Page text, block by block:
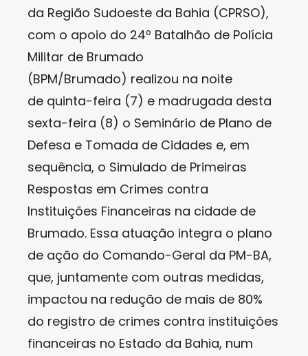
da Região Sudoeste da Bahia (CPRSO),
com o apoio do 24º Batalhão de Polícia
Militar de Brumado
(BPM/Brumado) realizou na noite
de quinta-feira (7) e madrugada desta
sexta-feira (8) o Seminário de Plano de
Defesa e Tomada de Cidades e, em
sequência, o Simulado de Primeiras
Respostas em Crimes contra
Instituições Financeiras na cidade de
Brumado. Essa atuação integra o plano
de ação do Comando-Geral da PM-BA,
que, juntamente com outras medidas,
impactou na redução de mais de 80%
do registro de crimes contra instituições
financeiras no Estado da Bahia, num